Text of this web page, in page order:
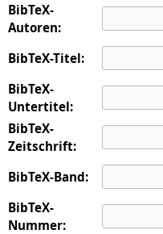
BibTeX-
Autoren:
BibTeX-Titel:
BibTeX-
Untertitel:
BibTeX-
Zeitschrift:
BibTeX-Band:
BibTeX-
Nummer: